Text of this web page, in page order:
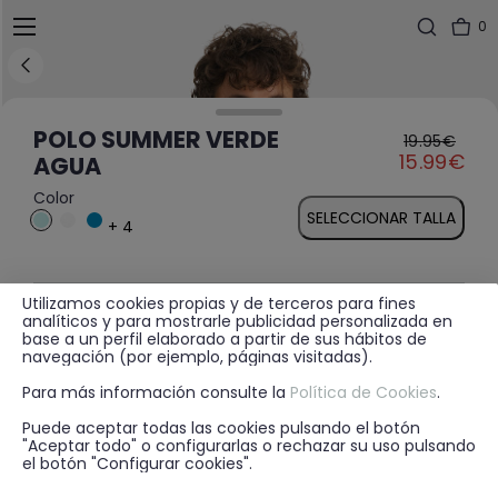
0
POLO SUMMER VERDE
AGUA
Price reduced
19.95€
to
15.99€
Color
+ 4
SELECCIONAR TALLA
MÁS INFORMACIÓN
DISPONIBILIDAD EN TIENDA
Utilizamos cookies propias y de terceros para fines
analíticos y para mostrarle publicidad personalizada en
base a un perfil elaborado a partir de sus hábitos de
navegación (por ejemplo, páginas visitadas).
Para más información consulte la Política de Cookies.
Puede aceptar todas las cookies pulsando el botón
"Aceptar todo" o configurarlas o rechazar su uso pulsando
el botón "Configurar cookies".